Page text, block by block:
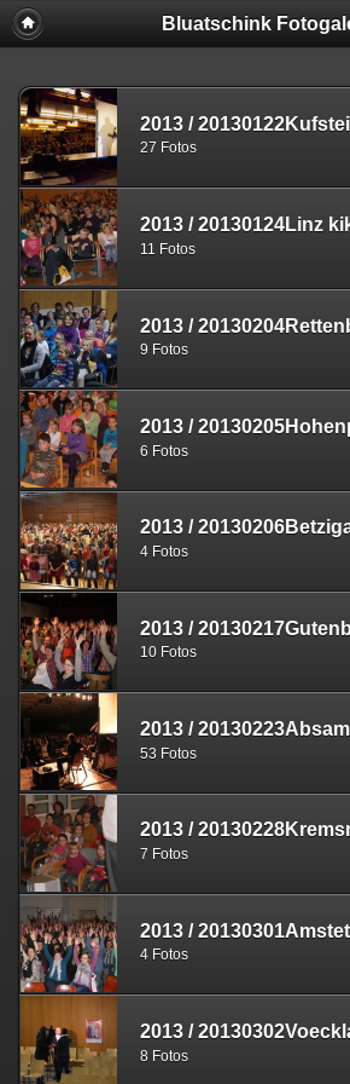
Bluatschink
2013 /
27 Fotos
2013 /20130124Linz
11 Fotos
2013 /
9 Fotos
2013 /
6 Fotos
2013 /
4 Fotos
2013 /
10 Fotos
2013 /
53 Fotos
2013 /
7 Fotos
2013 /
4 Fotos
2013 /
8 Fotos